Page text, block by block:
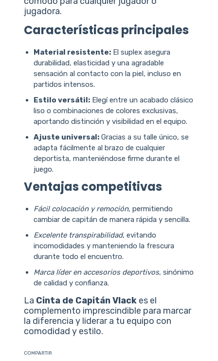
jugadora.
Características principales
Material resistente: El suplex asegura
durabilidad, elasticidad y una agradable
sensación al contacto con la piel, incluso en
partidos intensos.
Estilo versátil: Elegí entre un acabado clásico
liso o combinaciones de colores exclusivas,
aportando distinción y visibilidad en el equipo.
Ajuste universal: Gracias a su talle único, se
adapta fácilmente al brazo de cualquier
deportista, manteniéndose firme durante el
juego.
Ventajas competitivas
Fácil colocación y remoción, permitiendo
cambiar de capitán de manera rápida y sencilla.
Excelente transpirabilidad, evitando
incomodidades y manteniendo la frescura
durante todo el encuentro.
Marca líder en accesorios deportivos, sinónimo
de calidad y confianza.
La Cinta de Capitán Vlack es el
complemento imprescindible para marcar
la diferencia y liderar a tu equipo con
comodidad y estilo.
COMPARTIR